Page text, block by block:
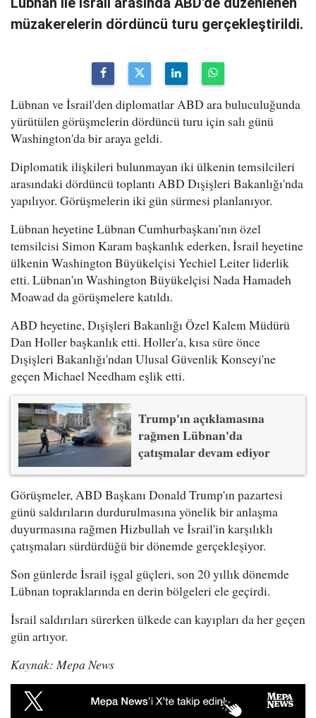
müzakerelerin dördüncü turu gerçekleştirildi.
Lübnan ve İsrail'den diplomatlar ABD ara buluculuğunda
yürütülen görüşmelerin dördüncü turu için salı günü
Washington'da bir araya geldi.
Diplomatik ilişkileri bulunmayan iki ülkenin temsilcileri
arasındaki dördüncü toplantı ABD Dışişleri Bakanlığı'nda
yapılıyor. Görüşmelerin iki gün sürmesi planlanıyor.
Lübnan heyetine Lübnan Cumhurbaşkanı'nın özel
temsilcisi Simon Karam başkanlık ederken, İsrail heyetine
ülkenin Washington Büyükelçisi Yechiel Leiter liderlik
etti. Lübnan'ın Washington Büyükelçisi Nada Hamadeh
Moawad da görüşmelere katıldı.
ABD heyetine, Dışişleri Bakanlığı Özel Kalem Müdürü
Dan Holler başkanlık etti. Holler'a, kısa süre önce
Dışişleri Bakanlığı'ndan Ulusal Güvenlik Konseyi'ne
geçen Michael Needham eşlik etti.
Trump'ın açıklamasına
rağmen Lübnan'da
çatışmalar devam ediyor
Görüşmeler, ABD Başkanı Donald Trump'ın pazartesi
günü saldırıların durdurulmasına yönelik bir anlaşma
duyurmasına rağmen Hizbullah ve İsrail'in karşılıklı
çatışmaları sürdürdüğü bir dönemde gerçekleşiyor.
Son günlerde İsrail işgal güçleri, son 20 yıllık dönemde
Lübnan topraklarında en derin bölgeleri ele geçirdi.
İsrail saldırıları sürerken ülkede can kayıpları da her geçen
gün artıyor.
Kaynak: Mepa News